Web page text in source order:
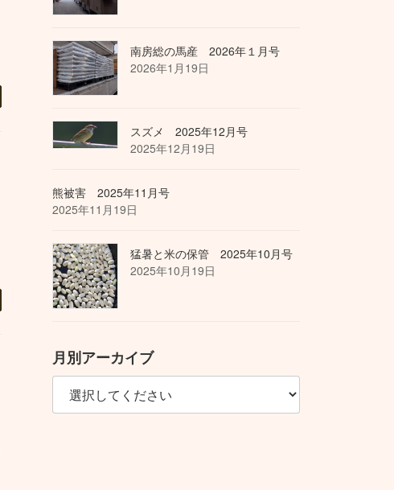
南房総の馬産 2026年１月号
2026年1月19日
スズメ 2025年12月号
2025年12月19日
熊被害 2025年11月号
2025年11月19日
猛暑と米の保管 2025年10月号
2025年10月19日
月別アーカイブ